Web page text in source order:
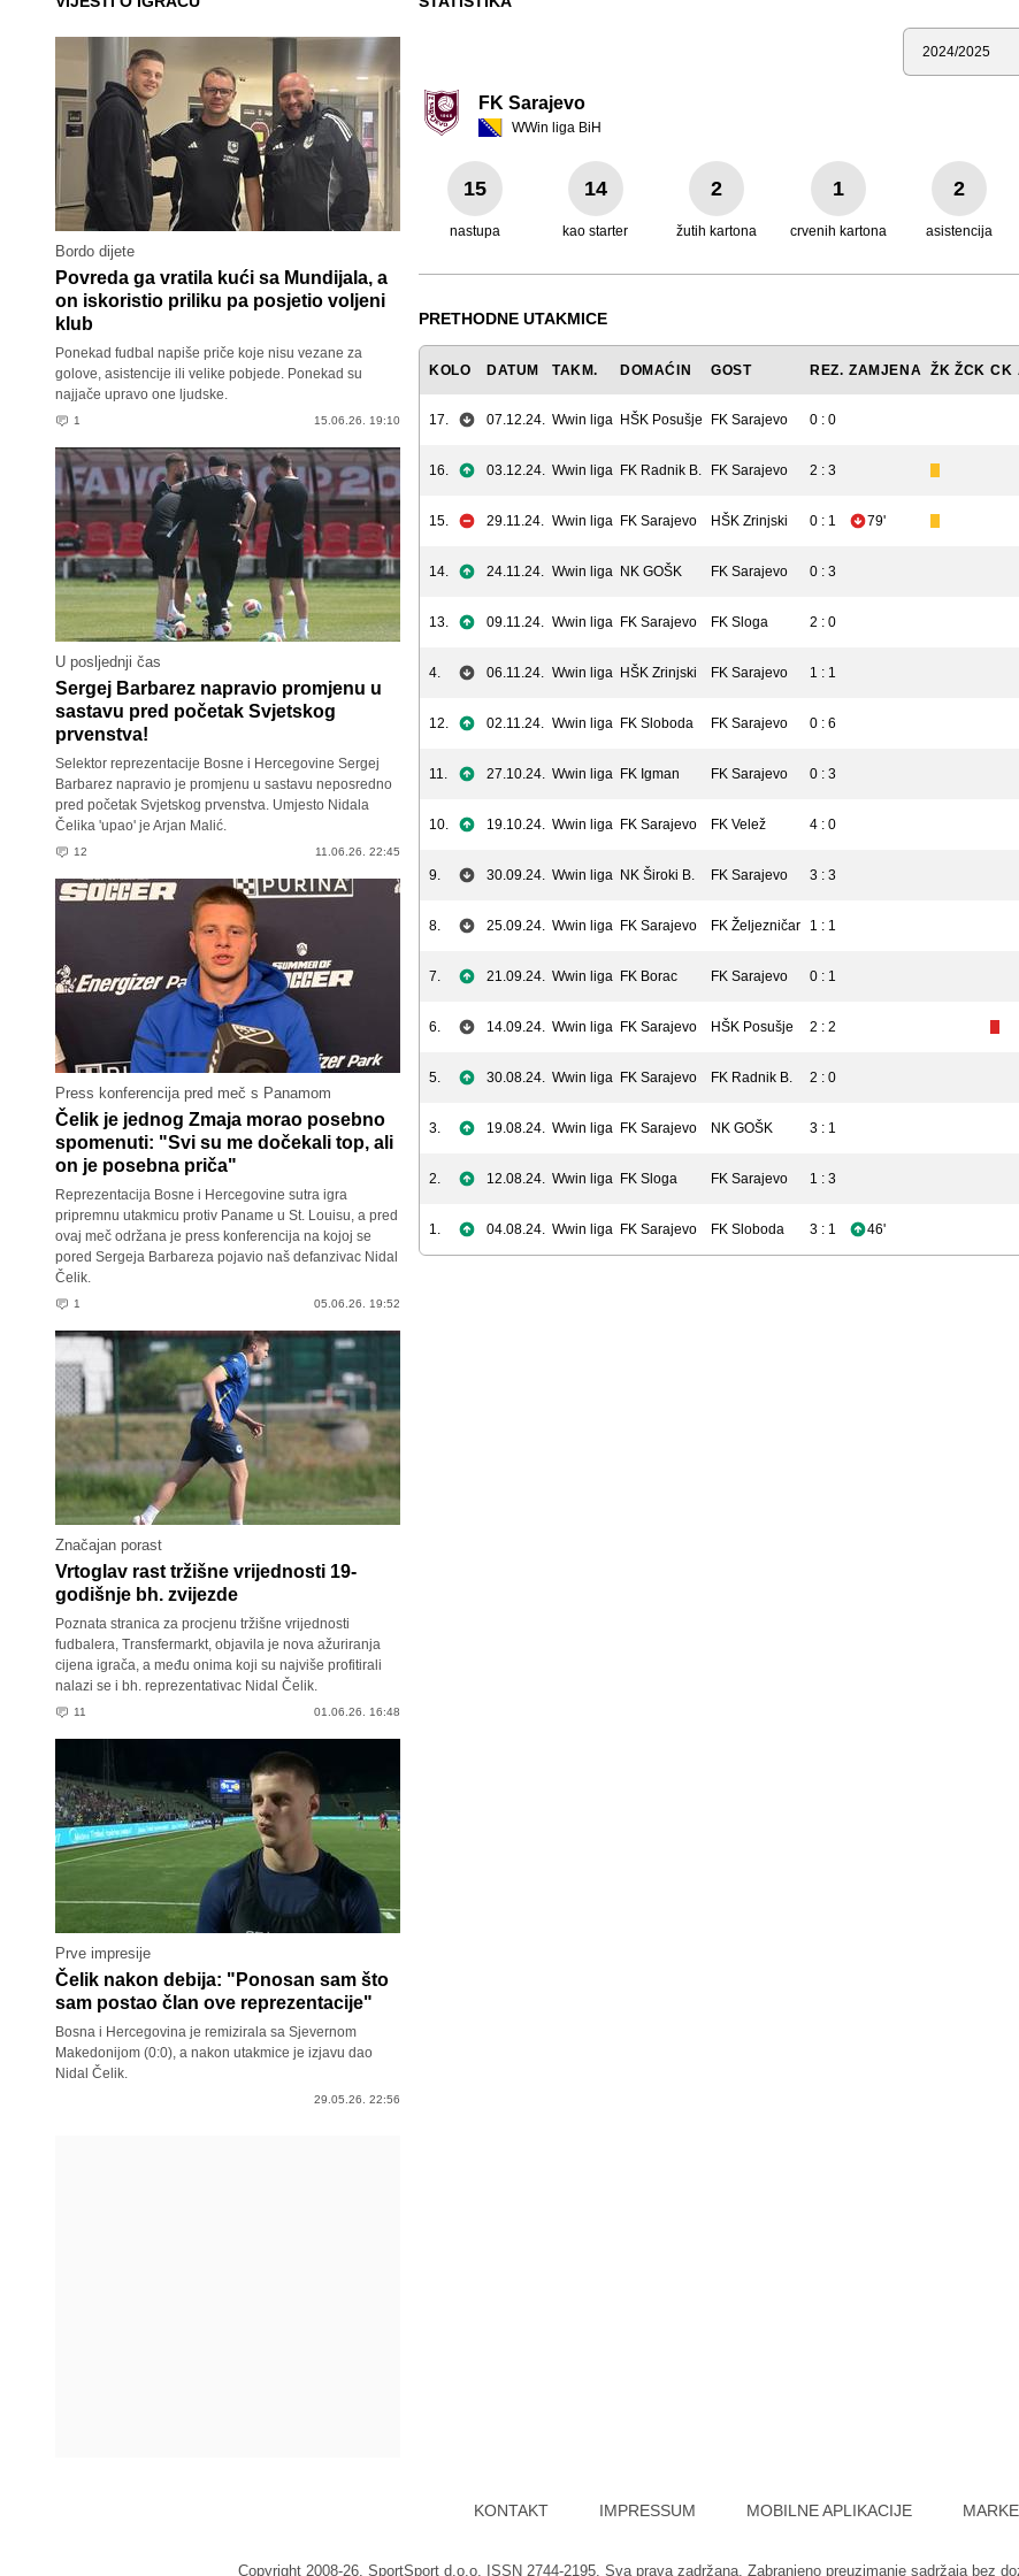
Bordo dijete
Povreda ga vratila kući sa Mundijala, a
on iskoristio priliku pa posjetio voljeni
klub
Ponekad fudbal napiše priče koje nisu vezane za
golove, asistencije ili velike pobjede. Ponekad su
najjače upravo one ljudske.
1 15.06.26. 19:10
U posljednji čas
Sergej Barbarez napravio promjenu u
sastavu pred početak Svjetskog
prvenstva!
Selektor reprezentacije Bosne i Hercegovine Sergej
Barbarez napravio je promjenu u sastavu neposredno
pred početak Svjetskog prvenstva. Umjesto Nidala
Čelika 'upao' je Arjan Malić.
12 11.06.26. 22:45
Press konferencija pred meč s Panamom
Čelik je jednog Zmaja morao posebno
spomenuti: "Svi su me dočekali top, ali
on je posebna priča"
Reprezentacija Bosne i Hercegovine sutra igra
pripremnu utakmicu protiv Paname u St. Louisu, a pred
ovaj meč održana je press konferencija na kojoj se
pored Sergeja Barbareza pojavio naš defanzivac Nidal
Čelik.
1 05.06.26. 19:52
Značajan porast
Vrtoglav rast tržišne vrijednosti 19-
godišnje bh. zvijezde
Poznata stranica za procjenu tržišne vrijednosti
fudbalera, Transfermarkt, objavila je nova ažuriranja
cijena igrača, a među onima koji su najviše profitirali
nalazi se i bh. reprezentativac Nidal Čelik.
11 01.06.26. 16:48
Prve impresije
Čelik nakon debija: "Ponosan sam što
sam postao član ove reprezentacije"
Bosna i Hercegovina je remizirala sa Sjevernom
Makedonijom (0:0), a nakon utakmice je izjavu dao
Nidal Čelik.
29.05.26. 22:56
Sezona
FK Sarajevo
WWin liga BiH
15
nastupa
14
kao starter
2
žutih kartona
1
crvenih kartona
2
asistencija
PRETHODNE UTAKMICE
KOLO DATUM TAKM. DOMAĆIN GOST REZ. ZAMJENA ŽK ŽCK CK
17. 07.12.24. Wwin liga HŠK Posušje FK Sarajevo 0 : 0
16. 03.12.24. Wwin liga FK Radnik B. FK Sarajevo 2 : 3
15. 29.11.24. Wwin liga FK Sarajevo HŠK Zrinjski 0 : 1 79'
14. 24.11.24. Wwin liga NK GOŠK FK Sarajevo 0 : 3
13. 09.11.24. Wwin liga FK Sarajevo FK Sloga 2 : 0
4. 06.11.24. Wwin liga HŠK Zrinjski FK Sarajevo 1 : 1
12. 02.11.24. Wwin liga FK Sloboda FK Sarajevo 0 : 6
11. 27.10.24. Wwin liga FK Igman FK Sarajevo 0 : 3
10. 19.10.24. Wwin liga FK Sarajevo FK Velež 4 : 0
9. 30.09.24. Wwin liga NK Široki B. FK Sarajevo 3 : 3
8. 25.09.24. Wwin liga FK Sarajevo FK Željezničar 1 : 1
7. 21.09.24. Wwin liga FK Borac FK Sarajevo 0 : 1
6. 14.09.24. Wwin liga FK Sarajevo HŠK Posušje 2 : 2
5. 30.08.24. Wwin liga FK Sarajevo FK Radnik B. 2 : 0
3. 19.08.24. Wwin liga FK Sarajevo NK GOŠK 3 : 1
2. 12.08.24. Wwin liga FK Sloga FK Sarajevo 1 : 3
1. 04.08.24. Wwin liga FK Sarajevo FK Sloboda 3 : 1 46'
KONTAKT IMPRESSUM MOBILNE APLIKACIJE
Copyright 2008-26. SportSport d.o.o. ISSN 2744-2195. Sva prava zadržana. Zabranjeno preuzimanje sadržaja bez